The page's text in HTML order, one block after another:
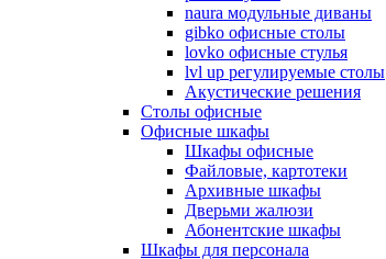
naura модульные диваны
gibko офисные столы
lovko офисные стулья
lvl up регулируемые столы
Акустические решения
Столы офисные
Офисные шкафы
Шкафы офисные
Файловые, картотеки
Архивные шкафы
Дверьми жалюзи
Абонентские шкафы
Шкафы для персонала